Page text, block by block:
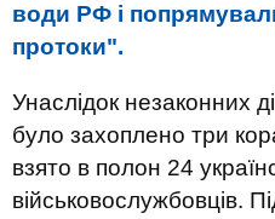
води РФ і
протоки".
Унаслідок незаконних
було захоплено три
взято в полон 24
військовослужбовців.